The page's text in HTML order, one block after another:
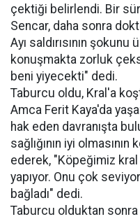
çektiği belirlendi. Bir
Sencar, daha sonra
Ayı saldırısının
konuşmakta zorluk
beni yiyecekti" dedi.
Taburcu oldu, Kral'a
Amca Ferit Kaya'da
hak eden davranışta
sağlığının iyi
ederek, "Köpeğimiz
yapıyor. Onu çok
bağladı" dedi.
Taburcu olduktan